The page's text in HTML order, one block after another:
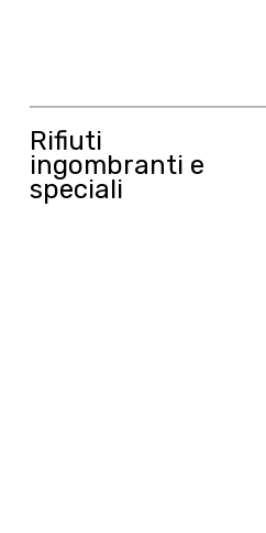
Rifiuti
ingombranti e
speciali